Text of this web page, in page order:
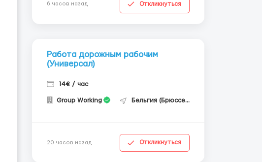
6 часов назад Откликнуться
Работа дорожным рабочим
(Универсал)
14€ / час
Group Working Бельгия (Брюссель)
20 часов назад Откликнуться